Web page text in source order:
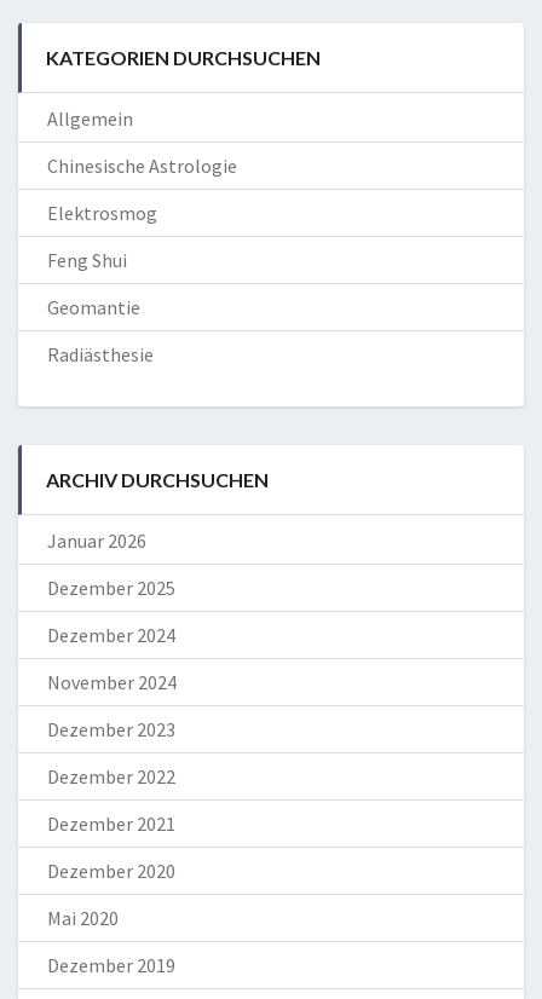
KATEGORIEN DURCHSUCHEN
Allgemein
Chinesische Astrologie
Elektrosmog
Feng Shui
Geomantie
Radiästhesie
ARCHIV DURCHSUCHEN
Januar 2026
Dezember 2025
Dezember 2024
November 2024
Dezember 2023
Dezember 2022
Dezember 2021
Dezember 2020
Mai 2020
Dezember 2019